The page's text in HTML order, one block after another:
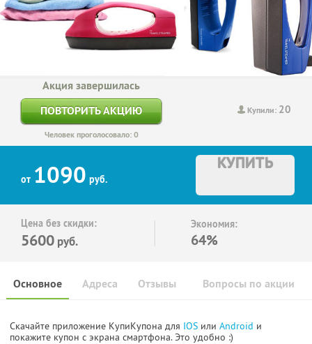
Купили: 20
Акция завершилась
ПОВТОРИТЬ АКЦИЮ
Человек проголосовало: 0
от 1090 руб.
КУПИТЬ
Цена без скидки:
5600 руб.
Экономия:
64%
Основное Отзывы Вопросы по акции
Адреса
Скачайте приложение КупиКупона для IOS или Android и
покажите купон с экрана смартфона. Это удобно :)